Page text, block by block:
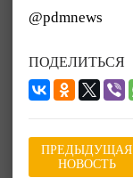
@pdmnews
ПОДЕЛИТЬСЯ
ПРЕДЫДУЩАЯ
НОВОСТЬ